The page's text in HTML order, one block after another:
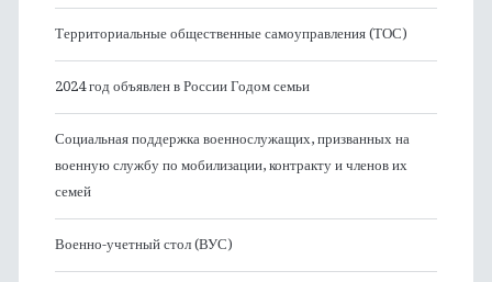
Территориальные общественные самоуправления (ТОС)
2024 год объявлен в России Годом семьи
Социальная поддержка военнослужащих, призванных на
военную службу по мобилизации, контракту и членов их
семей
Военно-учетный стол (ВУС)